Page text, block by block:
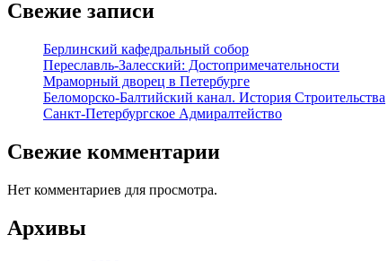
Свежие записи
Берлинский кафедральный собор
Переславль-Залесский: Достопримечательности
Мраморный дворец в Петербурге
Беломорско-Балтийский канал. История Строительства
Санкт-Петербургское Адмиралтейство
Свежие комментарии
Нет комментариев для просмотра.
Архивы